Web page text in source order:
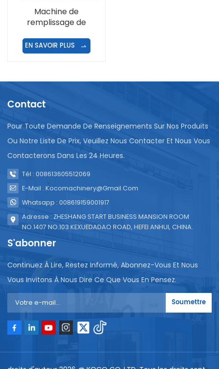
Machine de
remplissage de
EN SAVOIR PLUS
Contact
Pour Toute Demande De Renseignements Sur Nos Produits
Ou Notre Liste De Prix, Veuillez Nous Contacter Et Nous Vous
Contacterons Dans Les 24 Heures.
Tél : 008613605512069
E-Mail : Kocomachinery@gmail.com
Whatsapp : 008619159001917
Adresse : ZHESHANG START BUSINESS MANSION ROOM
NO.1407 NO.103 KEXUEDADAO ROAD, HEFEI ANHUI, CHINA.
S'abonner
Continuez À Lire, Restez Informé, Abonnez-Vous Et Nous
Vous Invitons À Nous Dire Ce Que Vous En Pensez.
Soumettre